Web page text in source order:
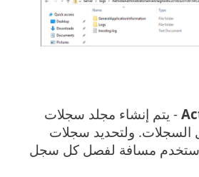
- يتم إنشاء مجلد سجلات
ولتحديد سجلات
مسافة لفصل كل سجل